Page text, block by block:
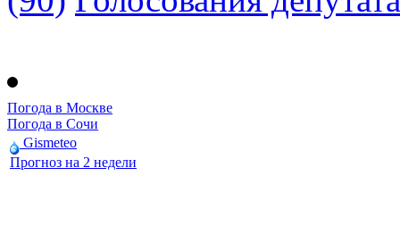
Погода в Москве
Погода в Сочи
Gismeteo
Прогноз на 2 недели